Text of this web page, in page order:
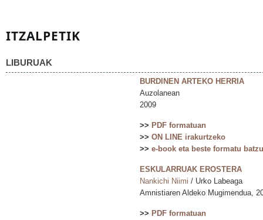
ITZALPETIK
LIBURUAK
BURDINEN ARTEKO HERRIA
Auzolanean
2009
>> PDF formatuan
>> ON LINE irakurtzeko
>> e-book eta beste formatu
ESKULARRUAK EROSTERA
Nankichi Niimi / Urko Labeaga
Amnistiaren Aldeko Mugimendua,
>> PDF formatuan